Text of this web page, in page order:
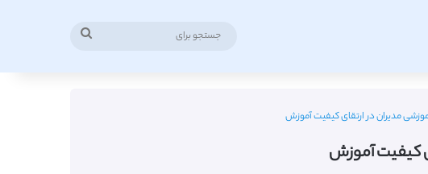
مدیران در ارتقای کیفیت آموزش
کیفیت آموزش